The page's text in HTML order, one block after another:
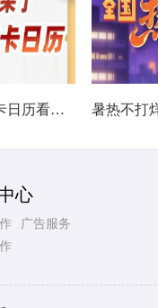
热在中伏！南北方高温打卡日历看哪里热力持久
心
广告服务